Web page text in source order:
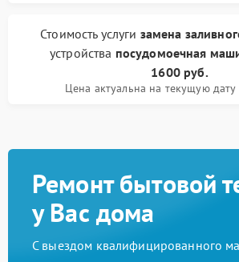
Стоимость услуги замена
устройства посудомоечная
1600 руб.
Цена актуальна на текущую
Ремонт бытовой
у Вас дома
С выездом квалифицированного